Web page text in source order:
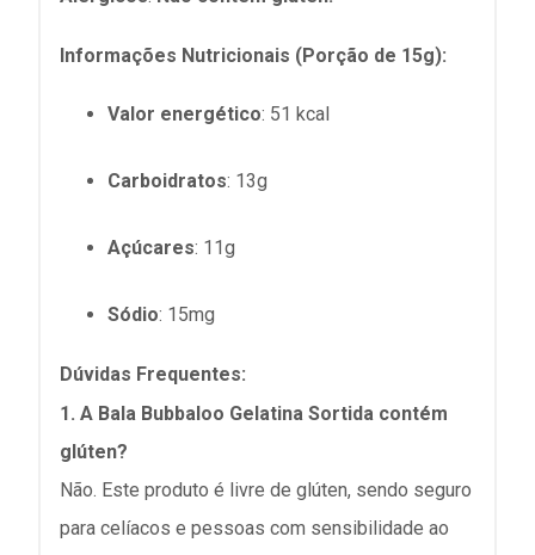
Informações Nutricionais (Porção de 15g):
Valor energético: 51 kcal
Carboidratos: 13g
Açúcares: 11g
Sódio: 15mg
Dúvidas Frequentes:
1. A Bala Bubbaloo Gelatina Sortida contém
glúten?
Não. Este produto é livre de glúten, sendo seguro
para celíacos e pessoas com sensibilidade ao